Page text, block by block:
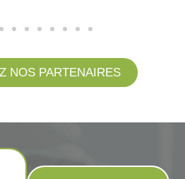
NOS PARTENAIRES